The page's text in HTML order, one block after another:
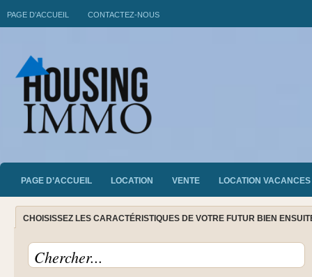
PAGE D’ACCUEIL CONTACTEZ-NOUS
PAGE D’ACCUEIL LOCATION VENTE LOCATION VACANCES
CHOISISSEZ LES CARACTÉRISTIQUES DE VOTRE FUTUR BIEN